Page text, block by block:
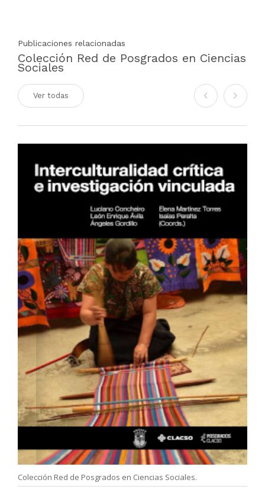
Publicaciones relacionadas
Colección Red de Posgrados en Ciencias
Sociales
Ver todas
Colección Red de Posgrados en Ciencias Sociales.